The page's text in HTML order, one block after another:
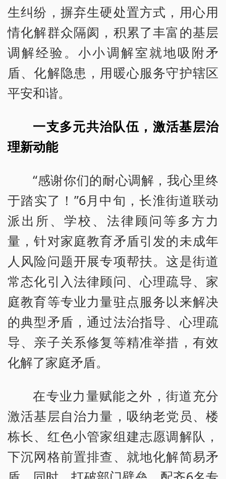
生纠纷，摒弃生硬处置方式，用心用
情化解群众隔阂，积累了丰富的基层
调解经验。小小调解室就地吸附矛
盾、化解隐患，用暖心服务守护辖区
平安和谐。
一支多元共治队伍，激活基层治
理新动能
“感谢你们的耐心调解，我心里终
于踏实了！”6月中旬，长淮街道联动
派出所、学校、法律顾问等多方力
量，针对家庭教育矛盾引发的未成年
人风险问题开展专项帮扶。这是街道
常态化引入法律顾问、心理疏导、家
庭教育等专业力量驻点服务以来解决
的典型矛盾，通过法治指导、心理疏
导、亲子关系修复等精准举措，有效
化解了家庭矛盾。
在专业力量赋能之外，街道充分
激活基层自治力量，吸纳老党员、楼
栋长、红色小管家组建志愿调解队，
下沉网格前置排查、就地化解简易矛